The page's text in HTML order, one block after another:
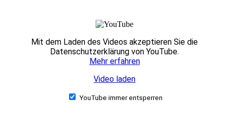
Mit dem Laden des Videos akzeptieren Sie die
Datenschutzerklärung von YouTube.
Mehr erfahren
Video laden
YouTube immer entsperren